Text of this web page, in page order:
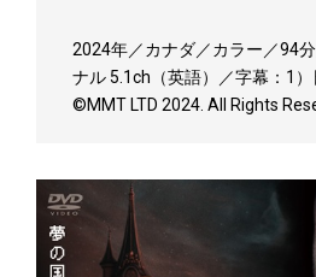
2024年／カナダ／カラー／94
ナル 5.1ch（英語）／字幕：1
©MMT LTD 2024. All Rights